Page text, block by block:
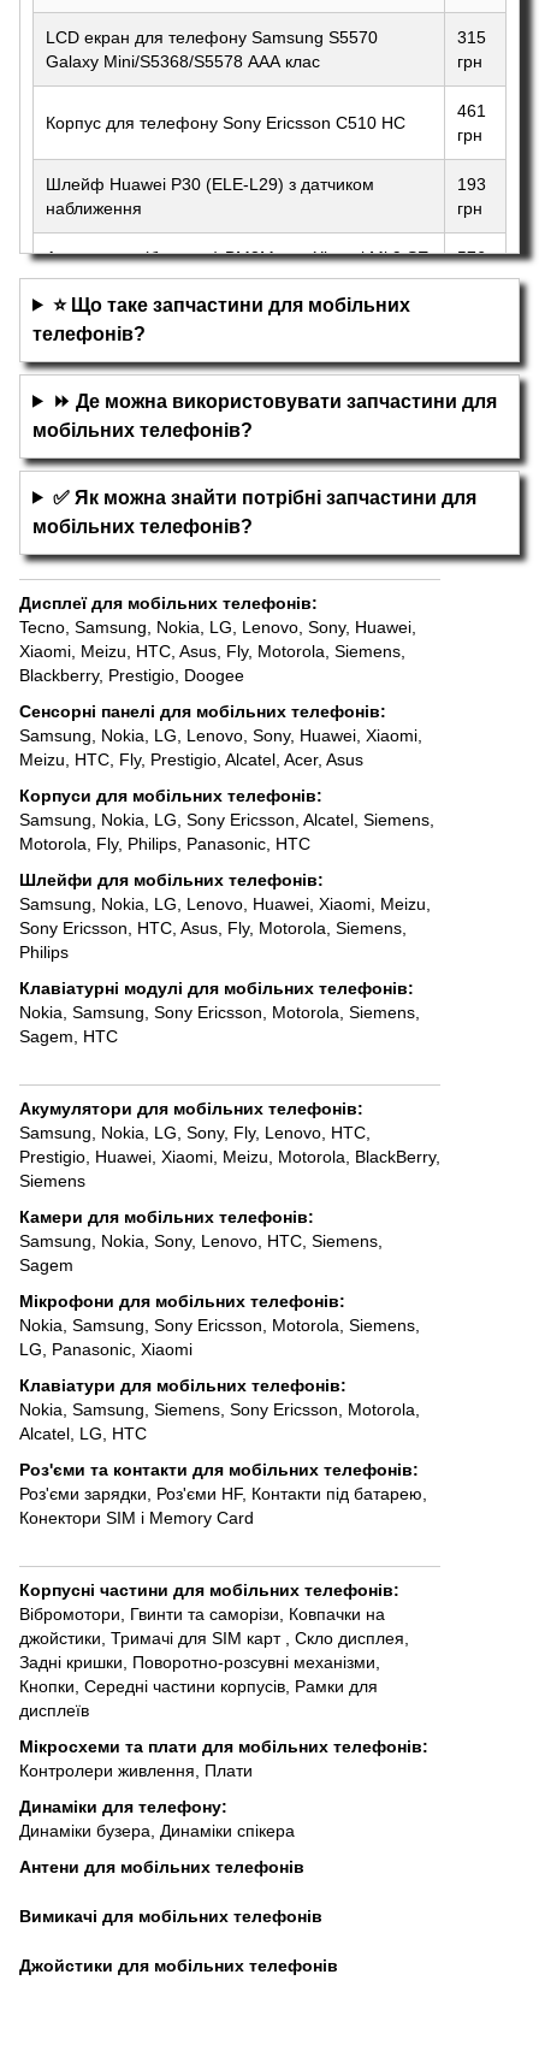
LCD екран для телефону Samsung S5570
Galaxy Mini/S5368/S5578 ААА клас
315
грн
Корпус для телефону Sony Ericsson C510 HC
461
грн
Шлейф Huawei P30 (ELE-L29) з датчиком
наближення
193
грн
Акумулятор (батарея) BM3M для Xiaomi Mi 9 SE
Original
576
грн
⭐ Що таке запчастини для мобільних
телефонів?
⏩ Де можна використовувати запчастини для
мобільних телефонів?
✅ Як можна знайти потрібні запчастини для
мобільних телефонів?
Дисплеї для мобільних телефонів:
Tecno Samsung Nokia LG Lenovo Sony, Huawei
Xiaomi Meizu HTC Asus Fly, Motorola Siemens
Blackberry, Prestigio Doogee
Сенсорні панелі для мобільних телефонів:
Samsung
Nokia LG Lenovo Sony, Huawei Xiaomi
Meizu
HTC Fly, Prestigio Alcatel Acer, Asus
Корпуси для мобільних телефонів:
Samsung
Nokia LG Sony Ericsson Alcatel Siemens
Motorola
Fly, Philips Panasonic HTC
Шлейфи для мобільних телефонів:
Samsung
Nokia LG Lenovo Huawei Xiaomi Meizu
Sony Ericsson
HTC Asus Fly, Motorola Siemens
Philips
Клавіатурні модулі для мобільних телефонів:
Nokia Samsung Sony Ericsson Motorola Siemens
Sagem
HTC
Акумулятори для мобільних телефонів:
Samsung
Nokia LG Sony, Fly, Lenovo HTC
Prestigio Huawei Xiaomi Meizu Motorola BlackBerry,
Siemens
Камери для мобільних телефонів:
Samsung
Nokia Sony, Lenovo HTC Siemens
Sagem
Мікрофони для мобільних телефонів:
Nokia Samsung Sony Ericsson Motorola Siemens
LG
Panasonic Xiaomi
Клавіатури для мобільних телефонів:
Nokia Samsung Siemens Sony Ericsson Motorola
Alcatel LG
HTC
Роз'єми та контакти для мобільних телефонів:
Роз'єми зарядки
Роз'єми HF, Контакти під батарею
Конектори SIM і Memory Card
Корпусні частини для мобільних телефонів:
Вібромотори
Гвинти та саморізи
Ковпачки на
джойстики Тримачі для SIM карт Скло дисплея
Задні кришки
Поворотно-розсувні механізми
Кнопки Середні частини корпусів Рамки для
дисплеїв
Мікросхеми та плати для мобільних телефонів:
Контролери живлення
Плати
Динаміки для телефону:
Динаміки бузера
Динаміки спікера
Антени для мобільних телефонів
Вимикачі для мобільних телефонів
Джойстики для мобільних телефонів